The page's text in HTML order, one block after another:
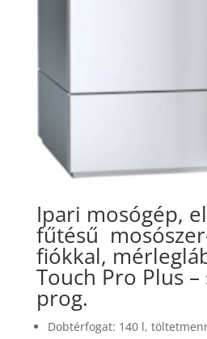
Ipari mosógép,
fűtésű
fiókkal,
Touch Pro Plus –
prog.
Dobtérfogat: 140 l,